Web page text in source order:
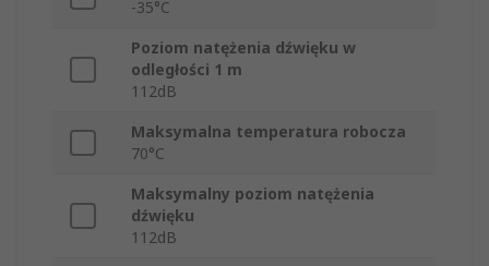
-35°C
Poziom natężenia dźwięku w
odległości 1 m
112dB
Maksymalna temperatura robocza
70°C
Maksymalny poziom natężenia
dźwięku
112dB